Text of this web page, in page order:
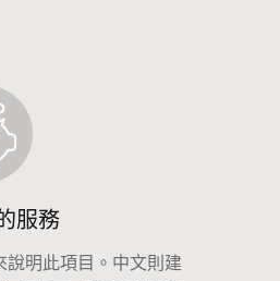
服務
明此項目。中文則建